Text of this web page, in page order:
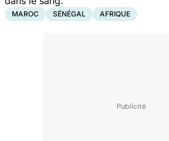
MAROC SÉNÉGAL AFRIQUE